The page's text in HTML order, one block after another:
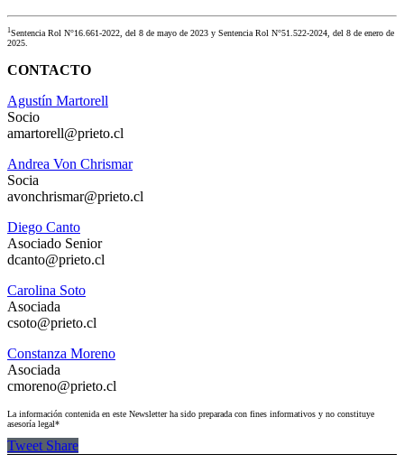
1Sentencia Rol N°16.661-2022, del 8 de mayo de 2023 y Sentencia Rol N°51.522-2024, del 8 de enero de
2025.
CONTACTO
Agustín Martorell
Socio
amartorell@prieto.cl
Andrea Von Chrismar
Socia
avonchrismar@prieto.cl
Diego Canto
Asociado Senior
dcanto@prieto.cl
Carolina Soto
Asociada
csoto@prieto.cl
Constanza Moreno
Asociada
cmoreno@prieto.cl
La información contenida en este Newsletter ha sido preparada con fines informativos y no constituye
asesoría legal*
Tweet Share